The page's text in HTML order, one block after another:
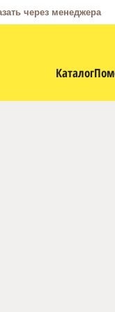
через менеджера
Каталог